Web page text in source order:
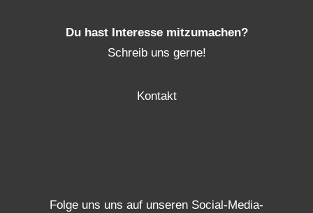
Du hast Interesse mitzumachen?
Schreib uns gerne!
Kontakt
Folge uns uns auf unseren Social-Media-